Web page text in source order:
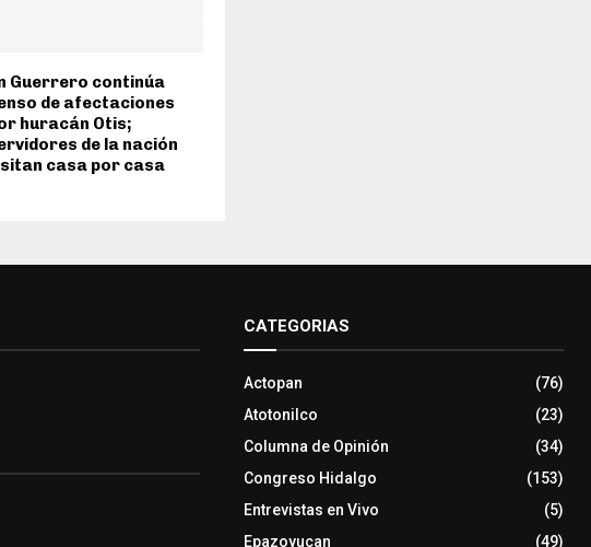
Guerrero continúa
de afectaciones
huracán Otis;
de la nación
casa por casa
CATEGORIAS
Actopan
(76)
Atotonilco
(23)
Columna de Opinión
(34)
Congreso Hidalgo
(153)
Entrevistas en Vivo
(5)
Epazoyucan
(49)